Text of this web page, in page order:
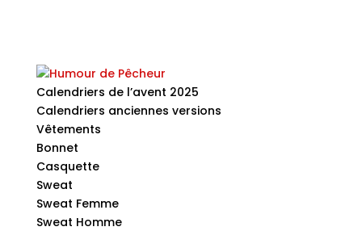
Calendriers de l’avent 2025
Calendriers anciennes versions
Vêtements
Bonnet
Casquette
Sweat
Sweat Femme
Sweat Homme